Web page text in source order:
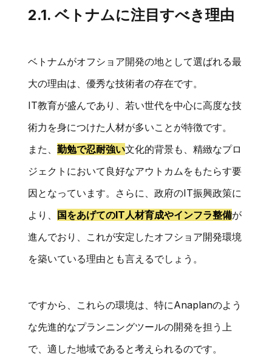
2.1. ベトナムに注目すべき理由
ベトナムがオフショア開発の地として選ばれる最
大の理由は、優秀な技術者の存在です。
IT教育が盛んであり、若い世代を中心に高度な技
術力を身につけた人材が多いことが特徴です。
また、勤勉で忍耐強い文化的背景も、精緻なプロ
ジェクトにおいて良好なアウトカムをもたらす要
因となっています。さらに、政府のIT振興政策に
より、
国をあげてのIT人材育成やインフラ整備が
進んでおり、これが安定したオフショア開発環境
を築いている理由とも言えるでしょう。
ですから、これらの環境は、特にAnaplanのよう
な先進的なプランニングツールの開発を担う上
で、適した地域であると考えられるのです。